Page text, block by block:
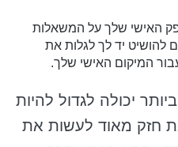
האישי שלך על המשאלות
להושיט יד לך לגלות את
המיקום האישי שלך.
יכולה לגדול להיות
חזק מאוד לעשות את